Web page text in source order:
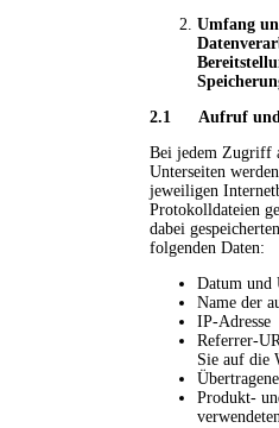
Umfang
2.1 Aufruf und
Bei jedem Zugriff
Unterseiten
jeweiligen
Protokolldateien
dabei
folgenden Daten:
Datum und
Name der
IP-Adresse
Referrer-
Sie auf die
Produkt-